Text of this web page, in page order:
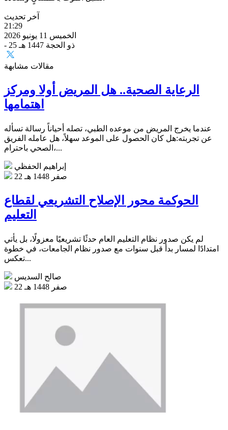
آخر تحديث
21:29
الخميس 11 يونيو 2026
- 25 ذو الحجة 1447 هـ
مقالات مشابهة
الرعاية الصحية.. هل المريض أولا ومركز
اهتمامها
عندما يخرج المريض من موعده الطبي، تصله أحياناً رسالة تسأله
عن تجربته:هل كان الحصول على الموعد سهلاً، هل عامله الفريق
الصحي باحترام،...
إبراهيم الحفظي
22 صفر 1448 هـ
الحوكمة محور الإصلاح التشريعي لقطاع
التعليم
لم يكن صدور نظام التعليم العام حدثًا تشريعيًا معزولًا، بل يأتي
امتدادًا لمسار بدأ قبل سنوات مع صدور نظام الجامعات، في خطوة
تعكس...
صالح السديس
22 صفر 1448 هـ